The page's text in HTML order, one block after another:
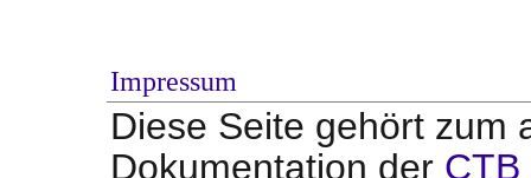
Impressum
Diese Seite gehört zum
Dokumentation der CTB